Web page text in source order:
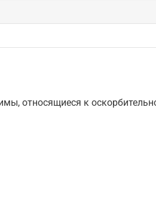
относящиеся к